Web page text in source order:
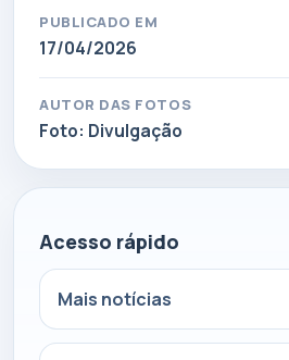
PUBLICADO EM
17/04/2026
AUTOR DAS FOTOS
Foto: Divulgação
Acesso rápido
Mais notícias